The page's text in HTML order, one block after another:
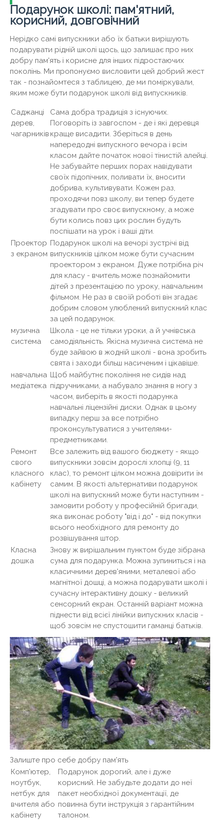
Подарунок школі: пам'ятний,
корисний, довговічний
Нерідко самі випускники або їх батьки вирішують
подарувати рідній школі щось, що залишає про них
добру пам'ять і корисне для інших підростаючих
поколінь. Ми пропонуємо висловити цей добрий жест
так - познайомтеся з таблицею, де ми поміркували,
яким може бути подарунок школі від випускників.
Саджанці
дерев,
чагарників
Сама добра традиція з існуючих.
Поговоріть із завгоспом - де і які деревця
краще висадити. Зберіться в день
напередодні випускного вечора і всім
класом дайте початок нової тінистій алейці.
Не забувайте перших порах навідувати
своїх підопічних, поливати їх, вносити
добрива, культивувати. Кожен раз,
проходячи повз школу, ви тепер будете
згадувати про своє випускному, а може
бути колись повз цих рослин будуть
поспішати на урок і ваші діти.
Проектор
з екраном
Подарунок школі на вечорі зустрічі від
випускників цілком може бути сучасним
проектором з екраном. Дуже потрібна річ
для класу - вчитель може познайомити
дітей з презентацією по уроку, навчальним
фільмом. Не раз в своїй роботі він згадає
добрим словом улюблений випускний клас
за цей подарунок.
музична
система
Школа - це не тільки уроки, а й учнівська
самодіяльність. Якісна музична система не
буде зайвою в жодній школі - вона зробить
свята і заходи більш насиченим і цікавіше.
навчальна
медіатека
Щоб майбутнє покоління не сидів над
підручниками, а набувало знання в ногу з
часом, виберіть в якості подарунка
навчальні ліцензійні диски. Однак в цьому
випадку перш за все потрібно
проконсультуватися з учителями-
предметниками.
Ремонт
свого
класного
кабінету
Все залежить від вашого бюджету - якщо
випускники зовсім дорослі хлопці (9, 11
клас), то ремонт цілком можна довірити їм
самим. В якості альтернативи подарунок
школі на випускний може бути наступним -
замовити роботу у професійній бригади,
яка виконає роботу "від і до" - від покупки
всього необхідного для ремонту до
розвішування штор.
Класна
дошка
Знову ж вирішальним пунктом буде зібрана
сума для подарунка. Можна зупиниться і на
класичними дерев'яними, металевої або
магнітної дошці, а можна подарувати школі і
сучасну інтерактивну дошку - великий
сенсорний екран. Останній варіант можна
піднести від всієї лінійки випускних класів -
щоб зовсім не спустошити гаманці батьків.
Залиште про себе добру пам'ять
Комп'ютер,
ноутбук,
нетбук для
вчителя або
кабінету
Подарунок дорогий, але і дуже
корисний. Не забудьте додати до неї
пакет необхідної документації, де
повинна бути інструкція з гарантійним
талоном.